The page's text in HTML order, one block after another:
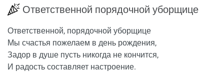
Ответственной порядочной уборщице
Ответственной, порядочной уборщице
Мы счастья пожелаем в день рождения,
Задор в душе пусть никогда не кончится,
И радость составляет настроение.